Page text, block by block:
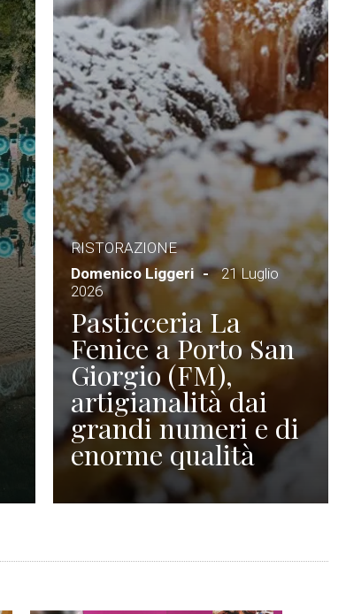
RISTORAZIONE
Domenico Liggeri
21 Luglio
2026
Pasticceria La
Fenice a Porto San
Giorgio (FM),
artigianalità dai
grandi numeri e di
enorme qualità